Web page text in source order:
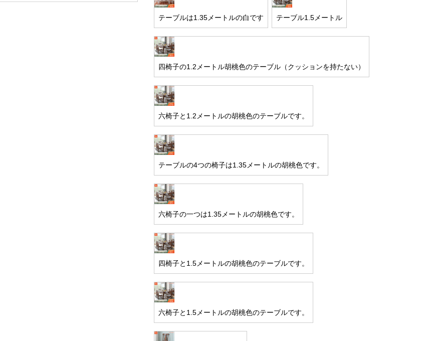
テーブルは1.35メートルの白です テーブル1.5メートル
四椅子の1.2メートル胡桃色のテーブル（クッションを持たない）
六椅子と1.2メートルの胡桃色のテーブルです。
テーブルの4つの椅子は1.35メートルの胡桃色です。
六椅子の一つは1.35メートルの胡桃色です。
四椅子と1.5メートルの胡桃色のテーブルです。
六椅子と1.5メートルの胡桃色のテーブルです。